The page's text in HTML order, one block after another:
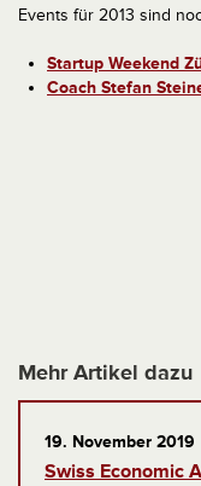
Events für 2013 sind
Startup Weekend
Coach Stefan
Mehr Artikel dazu
19. November 2019
Swiss Economic